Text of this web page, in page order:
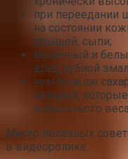
при переедании
на состоянии
прыщей, сыпи;
молочный и
вред зубной
чем больше
калорий,
избыточного веса.
Много полезных
в видеоролике.